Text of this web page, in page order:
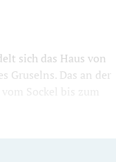
sich das Haus von
Gruselns. Das an der
Sockel bis zum